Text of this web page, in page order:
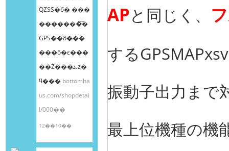
QZSS�б� ���
�������͡�
GPS��õ���
���õ�ε���
��Ź���ܥȥ�
ϥ��� bottomha
us.com/shopdetai
l/000��
12��10��
APと同じく、
する
振動子出力まで
最上位機種の機